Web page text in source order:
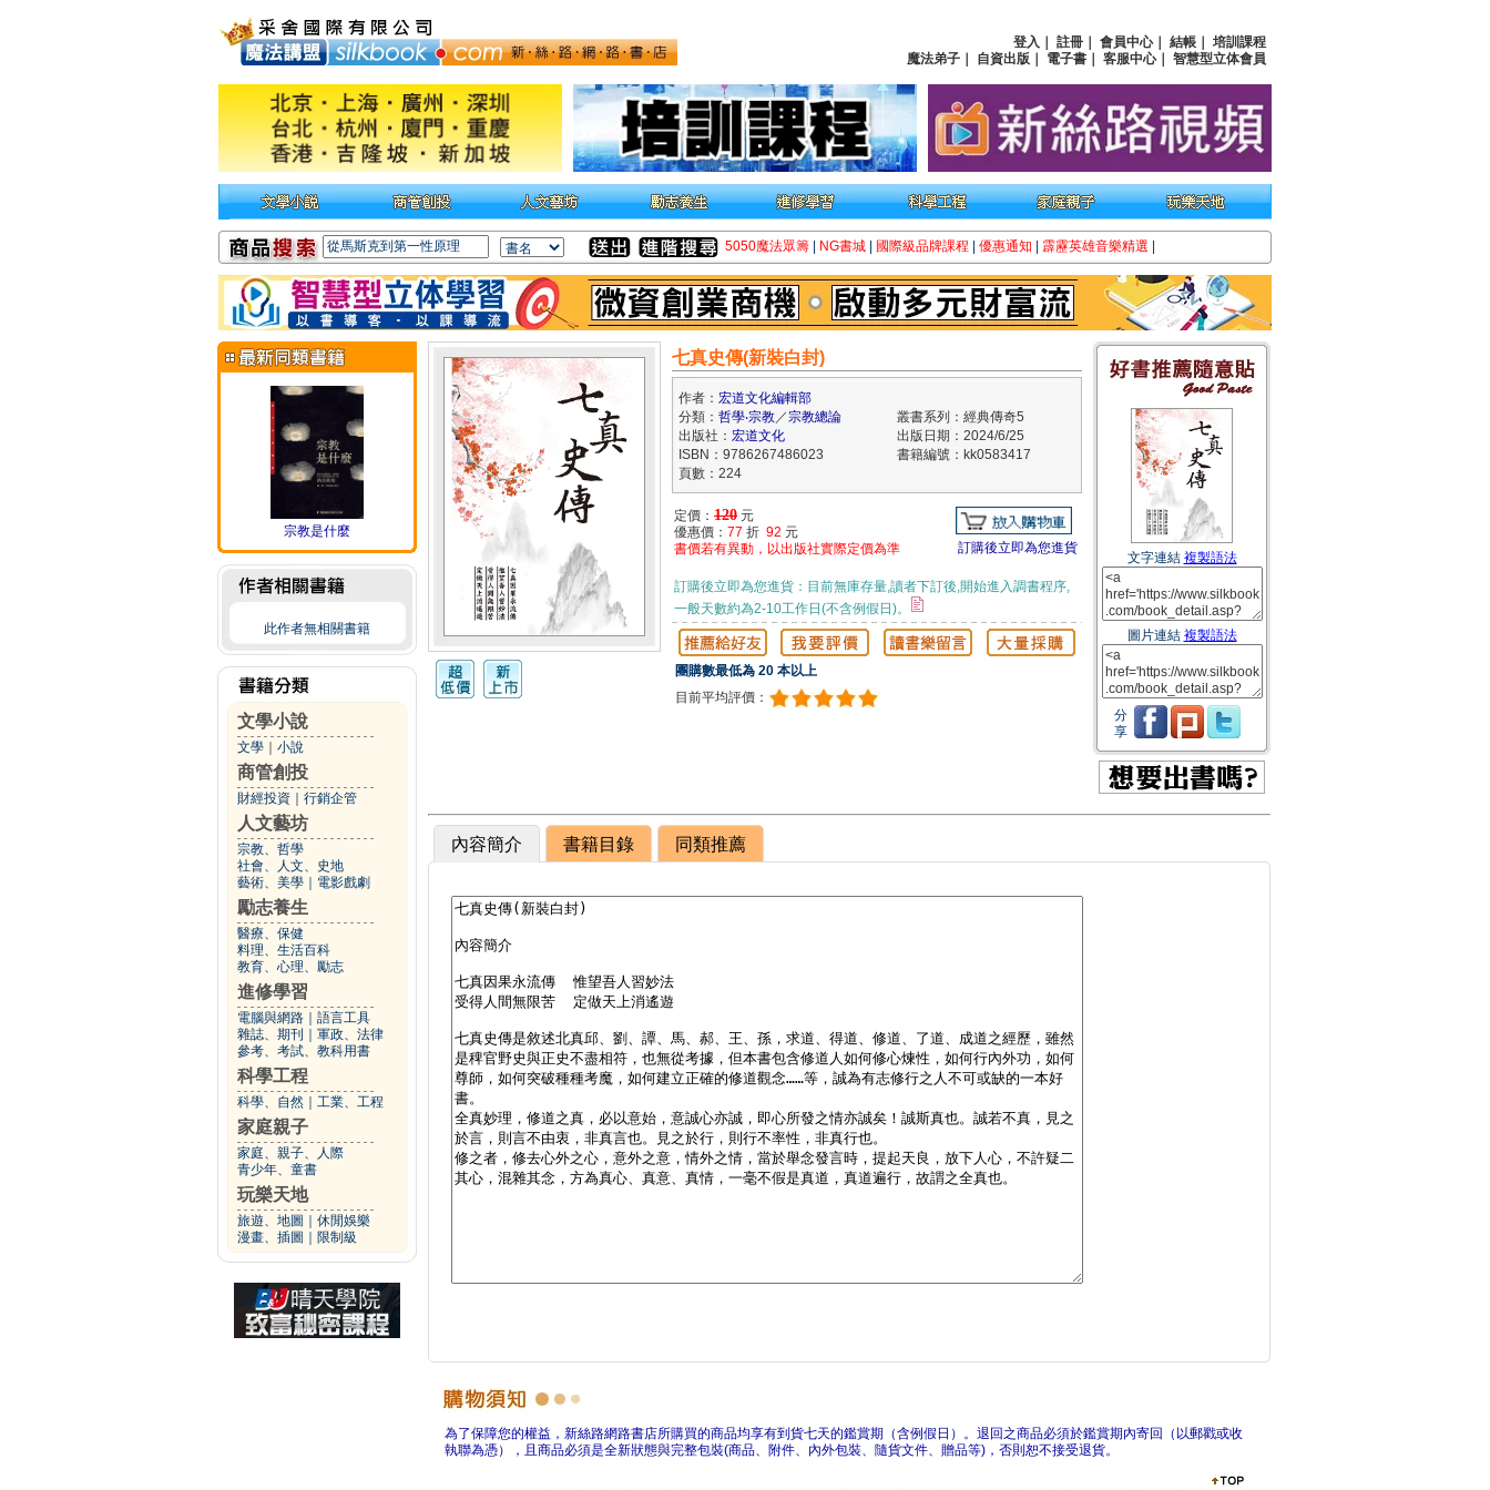
登入 註冊 會員中心｜ 結帳
培訓課程
魔法弟子
自資出版 電子書 客服中心｜ 智慧型立体會員
5050魔法眾籌 NG書城 國際級品牌課程 優惠通知 霹靂英雄音樂精選
宗教是什麼
此作者無相關書籍
文學小說
文學 小說
商管創投
財經投資 行銷企管
人文藝坊
宗教、哲學
社會、人文、史地
藝術、美學
電影戲劇
勵志養生
醫療、保健
料理、生活百科
教育、心理、勵志
進修學習
電腦與網路
語言工具
雜誌、期刊
軍政、法律
參考、考試、教科用書
科學工程
科學、自然 工業、工程
家庭親子
家庭、親子、人際
青少年、童書
玩樂天地
旅遊、地圖
休閒娛樂
漫畫、插圖
限制級
七真史傳(新裝白封)
作者： 宏道文化編輯部
分類： 哲學‧宗教／宗教總論
叢書系列：經典傳奇5
出版社： 宏道文化
出版日期：2024/6/25
ISBN：9786267486023
書籍編號：kk0583417
頁數：224
定價： 120 元
優惠價： 77 折 92 元
書價若有異動，以出版社實際定價為準
訂購後立即為您進貨
訂購後立即為您進貨：目前無庫存量,讀者下訂後,開始進入調書程序,
一般天數約為2-10工作日(不含例假日)。
團購數最低為 20 本以上
目前平均評價：
文字連結 複製語法
圖片連結 複製語法
分
享
內容簡介 書籍目錄 同類推薦
為了保障您的權益，新絲路網路書店所購買的商品均享有到貨七天的鑑賞期（含例假日）。退回之商品必須於鑑賞期內寄回（以郵戳或收
執聯為憑），且商品必須是全新狀態與完整包裝(商品、附件、內外包裝、隨貨文件、贈品等)，否則恕不接受退貨。